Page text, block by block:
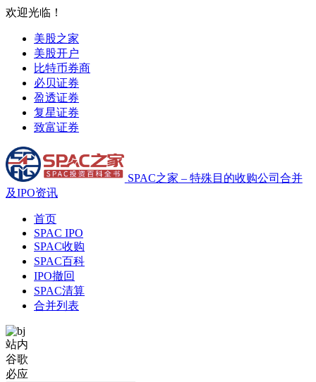
欢迎光临！
美股之家
美股开户
比特币券商
必贝证券
盈透证券
复星证券
致富证券
SPAC之家 – 特殊目的收购公司合并
及IPO资讯
首页
SPAC IPO
SPAC收购
SPAC百科
IPO撤回
SPAC清算
合并列表
站内
谷歌
必应